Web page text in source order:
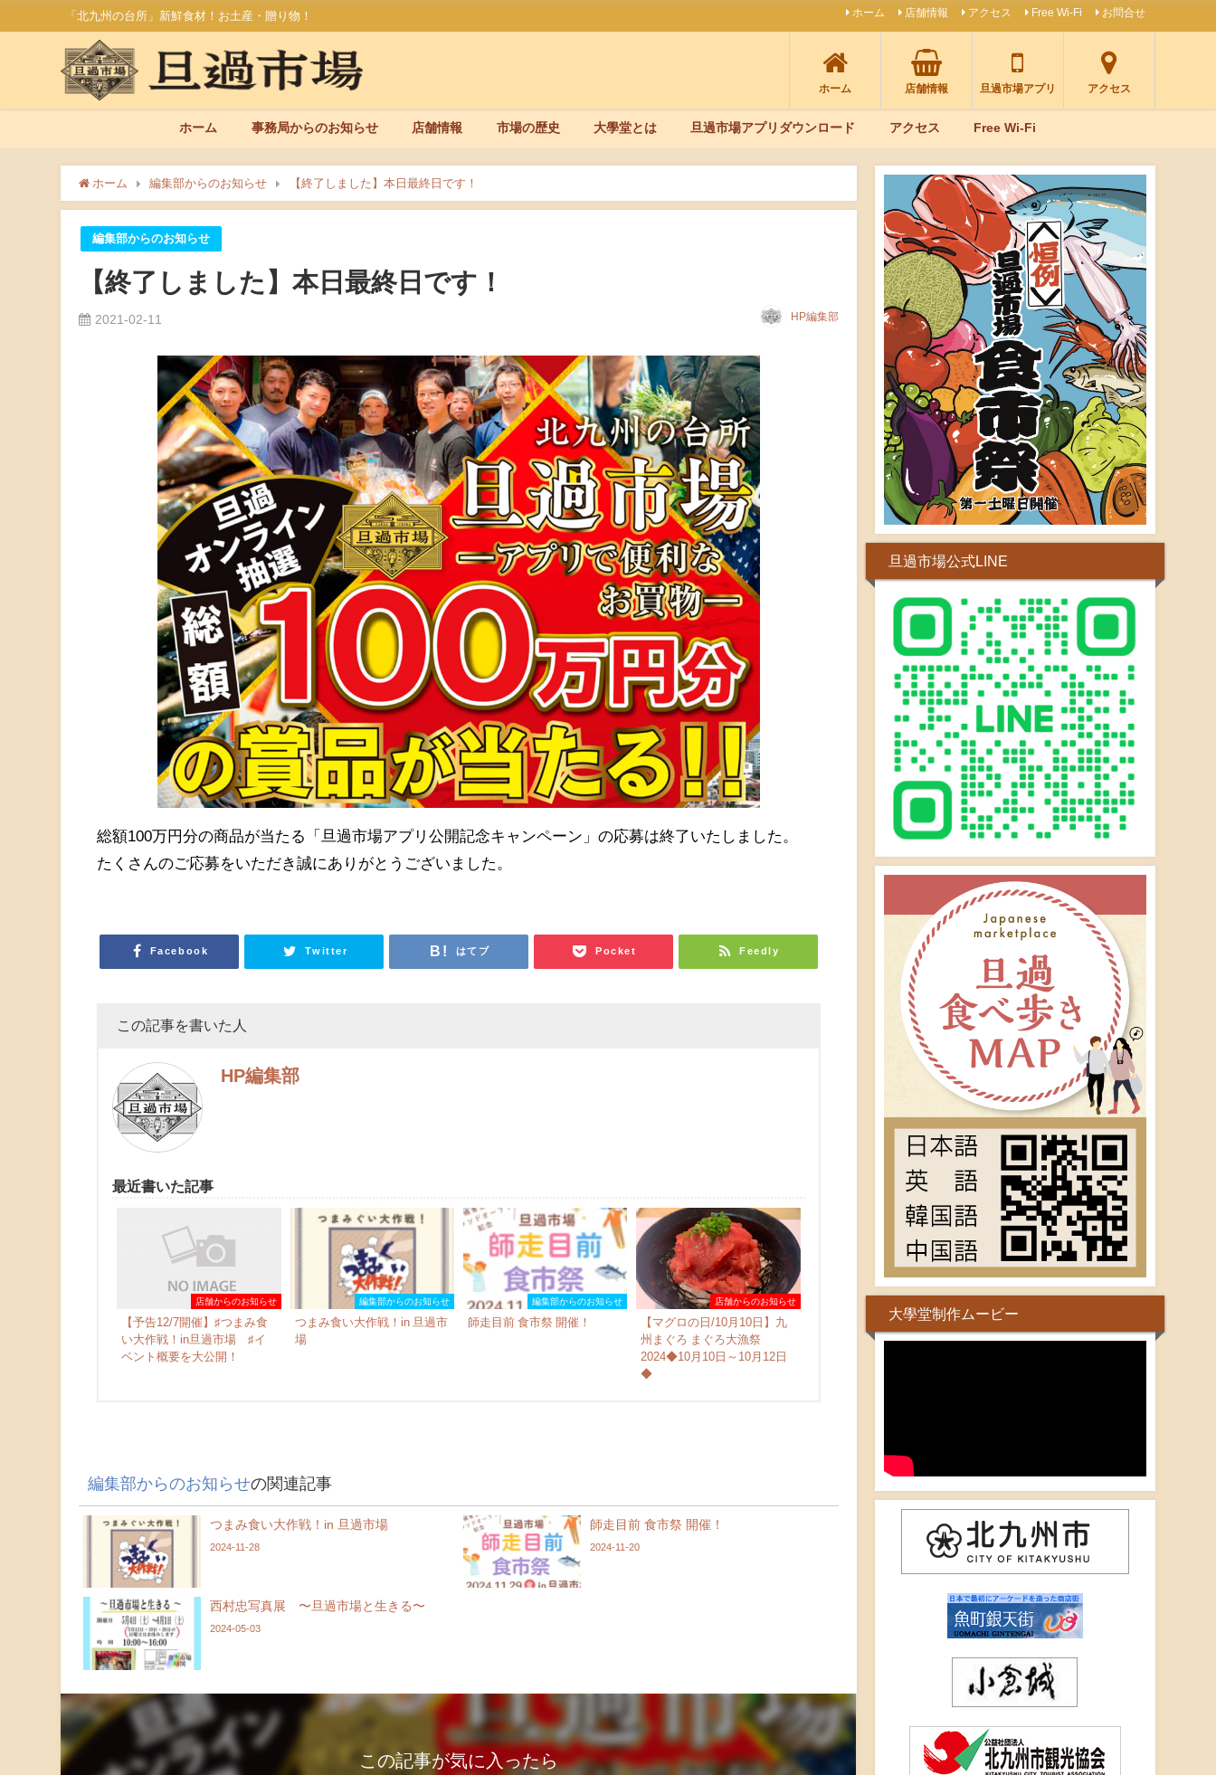
「北九州の台所」新鮮食材！お土産・贈り物！ ホーム 店舗情報 アクセス Free Wi-Fi お問合せ
ホーム 店舗情報 旦過市場アプリ アクセス
ホーム 事務局からのお知らせ 店舗情報 市場の歴史 大學堂とは 旦過市場アプリダウンロード アクセス Free Wi-Fi
ホーム 編集部からのお知らせ 【終了しました】本日最終日です！
編集部からのお知らせ
【終了しました】本日最終日です！
2021-02-11 HP編集部
総額100万円分の商品が当たる「旦過市場アプリ公開記念キャンペーン」の応募は終了いたしました。
たくさんのご応募をいただき誠にありがとうございました。
Facebook Twitter はてブ Pocket Feedly
この記事を書いた人
HP編集部
最近書いた記事
店舗からのお知らせ
【予告12/7開催】♯つまみ食
い大作戦！in旦過市場 ♯イ
ベント概要を大公開！
編集部からのお知らせ
つまみ食い大作戦！in 旦過市
場
編集部からのお知らせ
師走目前 食市祭 開催！
店舗からのお知らせ
【マグロの日/10月10日】九
州まぐろ まぐろ大漁祭
2024◆10月10日～10月12日
◆
編集部からのお知らせの関連記事
つまみ食い大作戦！in 旦過市場
2024-11-28
師走目前 食市祭 開催！
2024-11-20
西村忠写真展 〜旦過市場と生きる〜
2024-05-03
この記事が気に入ったら
旦過市場公式LINE
大學堂制作ムービー